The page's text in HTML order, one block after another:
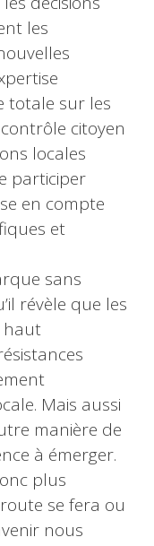
les
totale sur les
citoyen
locales
participer
en compte
et
sans
révèle que les
haut
Mais aussi
manière de
à émerger.
plus
se fera ou
nous